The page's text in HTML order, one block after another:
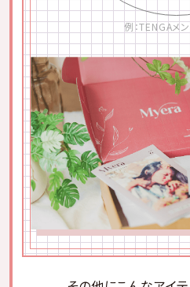
排卵検査薬は、尿の中のLHホ
を超えると感知し、陽性反応と
一定の数値は各メーカーによっ
知ることができます。
にならないと反応しないように
娠検査薬を使う目安としては
を過ぎてから。
フライング
フライング検査をしても正確性
切なタイミングで再度検査薬を
例：TENGAメ